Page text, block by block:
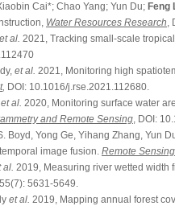
Cai*; Chao Yang; Yun Du; Feng
Water Resources Research,
et al. 2021, Tracking small-scale
et al. 2021, Monitoring high
, DOI: 10.1016/j.rse.2021.112680.
et al. 2020, Monitoring surface water
and Remote Sensing, DOI:
Boyd, Yong Ge, Yihang Zhang, Yun
image fusion. Remote
al. 2019, Measuring river wetted width
55(7): 5631-5649.
et al. 2019, Mapping annual forest